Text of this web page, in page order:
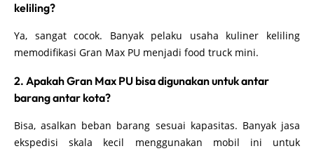
keliling?
Ya, sangat cocok. Banyak pelaku usaha kuliner keliling
memodifikasi Gran Max PU menjadi food truck mini.
2. Apakah Gran Max PU bisa digunakan untuk antar
barang antar kota?
Bisa, asalkan beban barang sesuai kapasitas. Banyak jasa
ekspedisi skala kecil menggunakan mobil ini untuk